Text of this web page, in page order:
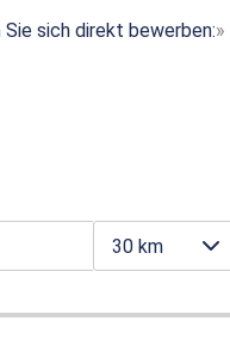
sich direkt bewerben:
30 km